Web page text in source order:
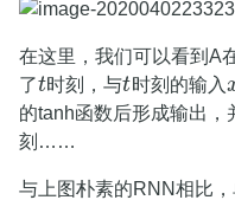
在这里，我们可以看到A
了t
t 时刻，与t
t 时刻的输入x
的tanh函数后形成输出，
刻……
与上图朴素的RNN相比